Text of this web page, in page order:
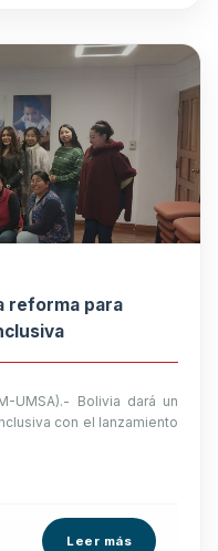
reforma para
UMSA).- Bolivia dará un
con el lanzamiento
Leer más